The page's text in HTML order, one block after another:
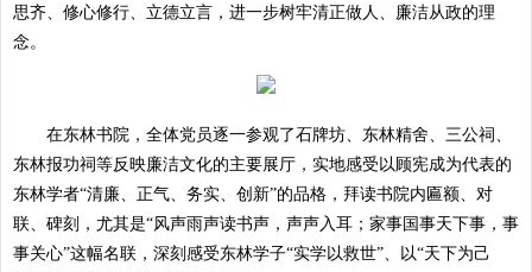
思齐、修心修行、立德立言，进一步树牢清正做人、廉洁从政的理
念。
在东林书院，全体党员逐一参观了石牌坊、东林精舍、三公祠、
东林报功祠等反映廉洁文化的主要展厅，实地感受以顾宪成为代表的
东林学者“清廉、正气、务实、创新”的品格，拜读书院内匾额、对
联、碑刻，尤其是“风声雨声读书声，声声入耳；家事国事天下事，事
事关心”这幅名联，深刻感受东林学子“实学以救世”、以“天下为己